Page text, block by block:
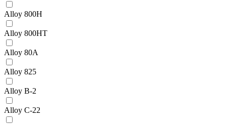
Alloy 800H
Alloy 800HT
Alloy 80A
Alloy 825
Alloy B-2
Alloy C-22